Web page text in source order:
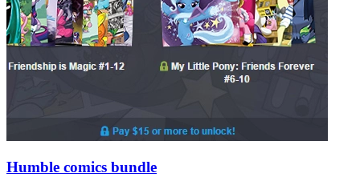
Humble comics bundle